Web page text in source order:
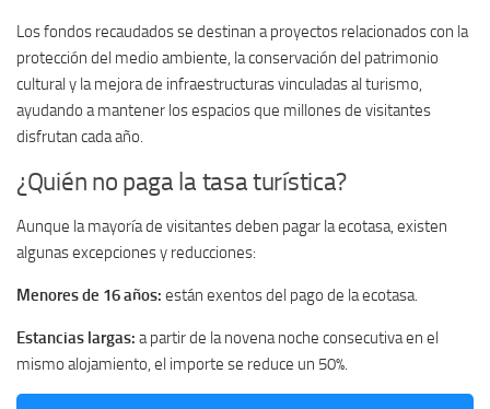
Los fondos recaudados se destinan a proyectos relacionados con la
protección del medio ambiente, la conservación del patrimonio
cultural y la mejora de infraestructuras vinculadas al turismo,
ayudando a mantener los espacios que millones de visitantes
disfrutan cada año.
¿Quién no paga la tasa turística?
Aunque la mayoría de visitantes deben pagar la ecotasa, existen
algunas excepciones y reducciones:
Menores de 16 años: están exentos del pago de la ecotasa.
Estancias largas: a partir de la novena noche consecutiva en el
mismo alojamiento, el importe se reduce un 50%.